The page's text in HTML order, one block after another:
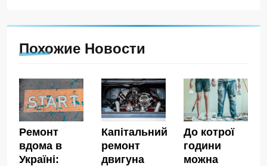
Похожие Новости
Ремонт
вдома в
Україні:
Капітальний
ремонт
двигуна
До котрої
години
можна